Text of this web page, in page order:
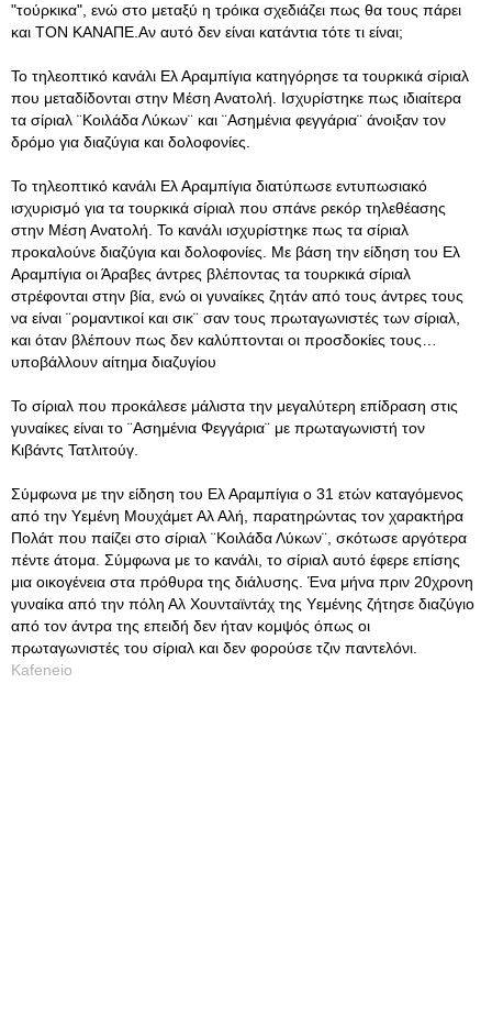
"τούρκικα", ενώ στο μεταξύ η τρόικα σχεδιάζει πως θα τους πάρει
και ΤΟΝ ΚΑΝΑΠΕ.Αν αυτό δεν είναι κατάντια τότε τι είναι;
Το τηλεοπτικό κανάλι Ελ Αραμπίγια κατηγόρησε τα τουρκικά σίριαλ
που μεταδίδονται στην Μέση Ανατολή. Ισχυρίστηκε πως ιδιαίτερα
τα σίριαλ ¨Κοιλάδα Λύκων¨ και ¨Ασημένια φεγγάρια¨ άνοιξαν τον
δρόμο για διαζύγια και δολοφονίες.
Το τηλεοπτικό κανάλι Ελ Αραμπίγια διατύπωσε εντυπωσιακό
ισχυρισμό για τα τουρκικά σίριαλ που σπάνε ρεκόρ τηλεθέασης
στην Μέση Ανατολή. Το κανάλι ισχυρίστηκε πως τα σίριαλ
προκαλούνε διαζύγια και δολοφονίες. Με βάση την είδηση του Ελ
Αραμπίγια οι Άραβες άντρες βλέποντας τα τουρκικά σίριαλ
στρέφονται στην βία, ενώ οι γυναίκες ζητάν από τους άντρες τους
να είναι ¨ρομαντικοί και σικ¨ σαν τους πρωταγωνιστές των σίριαλ,
και όταν βλέπουν πως δεν καλύπτονται οι προσδοκίες τους…
υποβάλλουν αίτημα διαζυγίου
Το σίριαλ που προκάλεσε μάλιστα την μεγαλύτερη επίδραση στις
γυναίκες είναι το ¨Ασημένια Φεγγάρια¨ με πρωταγωνιστή τον
Κιβάντς Τατλιτούγ.
Σύμφωνα με την είδηση του Ελ Αραμπίγια ο 31 ετών καταγόμενος
από την Υεμένη Μουχάμετ Αλ Αλή, παρατηρώντας τον χαρακτήρα
Πολάτ που παίζει στο σίριαλ ¨Κοιλάδα Λύκων¨, σκότωσε αργότερα
πέντε άτομα. Σύμφωνα με το κανάλι, το σίριαλ αυτό έφερε επίσης
μια οικογένεια στα πρόθυρα της διάλυσης. Ένα μήνα πριν 20χρονη
γυναίκα από την πόλη Αλ Χουνταϊντάχ της Υεμένης ζήτησε διαζύγιο
από τον άντρα της επειδή δεν ήταν κομψός όπως οι
πρωταγωνιστές του σίριαλ και δεν φορούσε τζιν παντελόνι.
Kafeneio